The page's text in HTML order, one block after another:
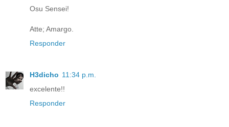
Osu Sensei!
Atte; Amargo.
Responder
H3dicho 11:34 p.m.
excelente!!
Responder